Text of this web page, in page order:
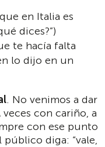
en Italia es
dices?”)
te hacía falta
lo dijo en un
. No venimos a dar
con cariño, a
con ese punto
diga: “vale,